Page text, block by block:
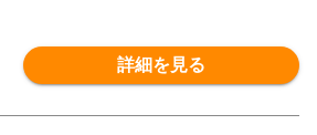
詳細を見る